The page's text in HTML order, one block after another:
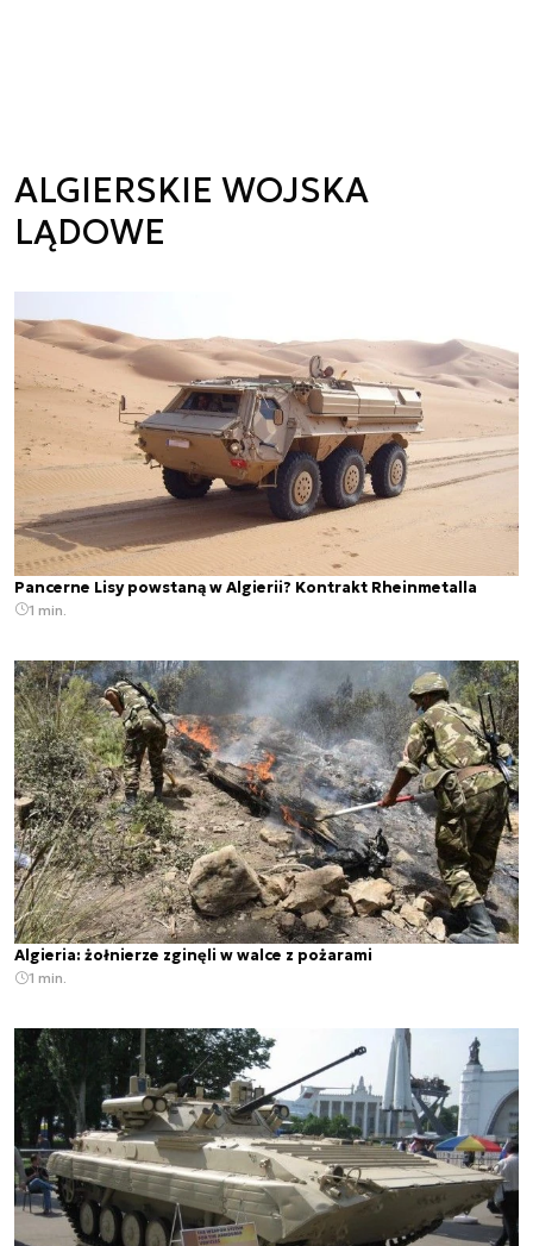
ALGIERSKIE WOJSKA
LĄDOWE
Pancerne Lisy powstaną w Algierii? Kontrakt Rheinmetalla
1 min.
Algieria: żołnierze zginęli w walce z pożarami
1 min.